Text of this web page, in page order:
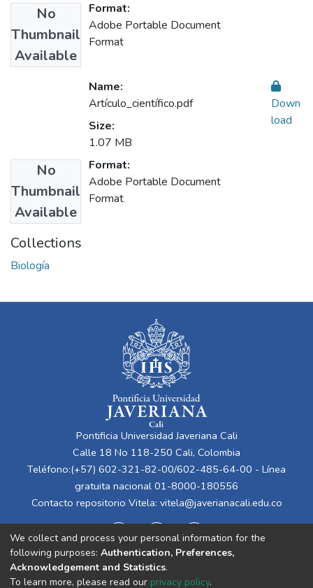
No
Thumbnail
Available
Format:
Adobe Portable Document
Format
No
Thumbnail
Available
Name:
Artículo_científico.pdf
Size:
1.07 MB
Format:
Adobe Portable Document
Format
Down
load
Collections
Biología
Pontificia Universidad Javeriana Cali
Calle 18 No 118-250 Cali, Colombia
Teléfono:(+57) 602-321-82-00/602-485-64-00 - Línea
gratuita nacional 01-8000-180556
Contacto repositorio Vitela: vitela@javerianacali.edu.co
We collect and process your personal information for the
following purposes: Authentication, Preferences,
Acknowledgement and Statistics.
To learn more, please read our privacy policy.